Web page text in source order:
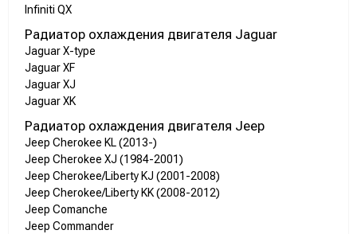
Infiniti QX
Радиатор охлаждения двигателя Jaguar
Jaguar X-type
Jaguar XF
Jaguar XJ
Jaguar XK
Радиатор охлаждения двигателя Jeep
Jeep Cherokee KL (2013-)
Jeep Cherokee XJ (1984-2001)
Jeep Cherokee/Liberty KJ (2001-2008)
Jeep Cherokee/Liberty KK (2008-2012)
Jeep Comanche
Jeep Commander